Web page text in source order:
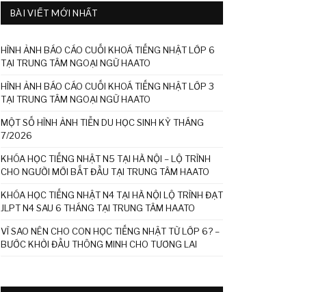
BÀI VIẾT MỚI NHẤT
HÌNH ẢNH BÁO CÁO CUỐI KHOÁ TIẾNG NHẬT LỚP 6
TẠI TRUNG TÂM NGOẠI NGỮ HAATO
HÌNH ẢNH BÁO CÁO CUỐI KHOÁ TIẾNG NHẬT LỚP 3
TẠI TRUNG TÂM NGOẠI NGỮ HAATO
MỘT SỐ HÌNH ẢNH TIỄN DU HỌC SINH KỲ THÁNG
7/2026
KHÓA HỌC TIẾNG NHẬT N5 TẠI HÀ NỘI – LỘ TRÌNH
CHO NGƯỜI MỚI BẮT ĐẦU TẠI TRUNG TÂM HAATO
KHÓA HỌC TIẾNG NHẬT N4 TẠI HÀ NỘI LỘ TRÌNH ĐẠT
JLPT N4 SAU 6 THÁNG TẠI TRUNG TÂM HAATO
VÌ SAO NÊN CHO CON HỌC TIẾNG NHẬT TỪ LỚP 6? –
BƯỚC KHỞI ĐẦU THÔNG MINH CHO TƯƠNG LAI